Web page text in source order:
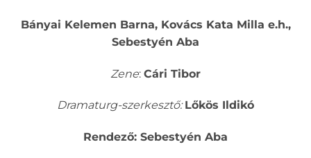
Bányai Kelemen Barna, Kovács Kata Milla e.h.,
Sebestyén Aba
Zene: Cári Tibor
Dramaturg-szerkesztő: Lőkös Ildikó
Rendező: Sebestyén Aba